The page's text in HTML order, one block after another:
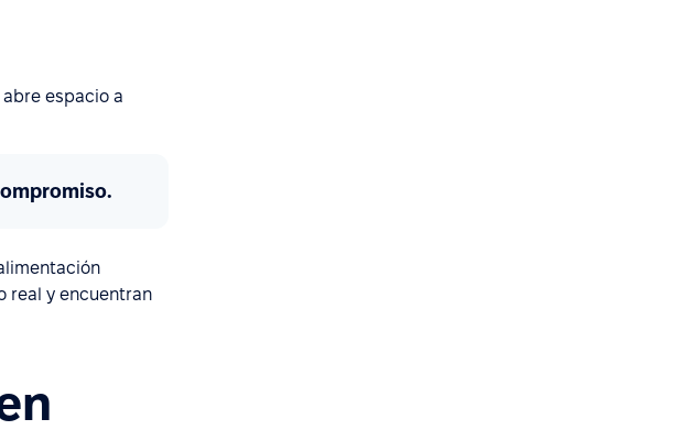
espacio a
real y encuentran